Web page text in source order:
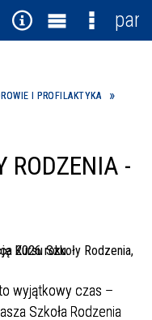
I PROFILAKTYKA
RODZENIA -
wyjątkowy czas –
Szkoła Rodzenia
Narzędzia
MenuMenu